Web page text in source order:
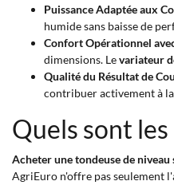
Puissance Adaptée aux
humide sans baisse de
Confort Opérationnel
dimensions. Levariateur
Qualité du Résultat de
contribuer activement à
Quels sont
Acheter une tondeuse de
AgriEuro n'offre pas seulement